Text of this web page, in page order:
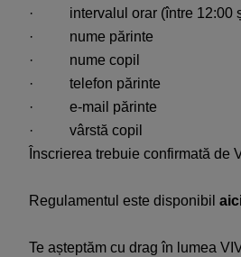
· intervalul orar (între 12:00
· nume părinte
· nume copil
· telefon părinte
· e-mail părinte
· vârstă copil
Înscrierea trebuie confirmată de
Regulamentul este disponibil
Te așteptăm cu drag în lumea